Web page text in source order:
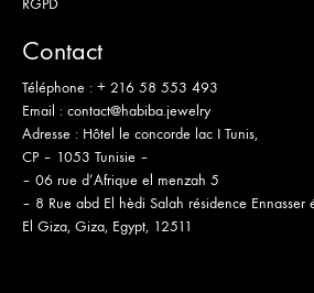
RGPD
Contact
Téléphone : + 216 58 553 493
Email : contact@habiba.jewelry
Adresse : Hôtel le concorde lac I Tunis,
CP – 1053 Tunisie –
– 06 rue d’Afrique el menzah 5
– 8 Rue abd El hèdi Salah résidence
El Giza, Giza, Egypt, 12511